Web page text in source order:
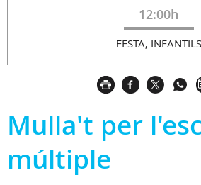
12:00h
FESTA, INFANTILS
Mulla't per
múltiple